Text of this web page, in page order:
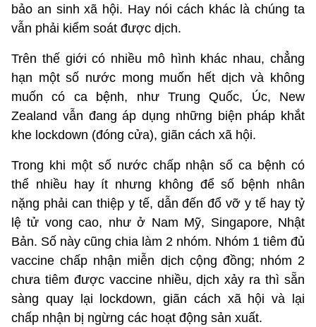
bảo an sinh xã hội. Hay nói cách khác là chúng ta
vẫn phải kiểm soát được dịch.
Trên thế giới có nhiều mô hình khác nhau, chẳng
hạn một số nước mong muốn hết dịch và không
muốn có ca bệnh, như Trung Quốc, Úc, New
Zealand vẫn đang áp dụng những biện pháp khắt
khe lockdown (đóng cửa), giãn cách xã hội.
Trong khi một số nước chấp nhận số ca bệnh có
thể nhiều hay ít nhưng không để số bệnh nhân
nặng phải can thiệp y tế, dẫn đến đổ vỡ y tế hay tỷ
lệ tử vong cao, như ở Nam Mỹ, Singapore, Nhật
Bản. Số này cũng chia làm 2 nhóm. Nhóm 1 tiêm đủ
vaccine chấp nhận miễn dịch cộng đồng; nhóm 2
chưa tiêm được vaccine nhiều, dịch xảy ra thì sẵn
sàng quay lại lockdown, giãn cách xã hội và lại
chấp nhận bị ngừng các hoạt động sản xuất.